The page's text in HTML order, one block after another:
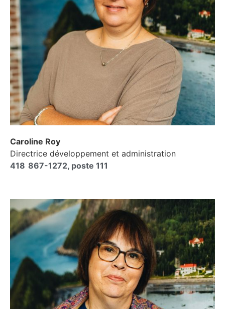
Caroline Roy
Directrice développement et administration
418 867-1272, poste 111